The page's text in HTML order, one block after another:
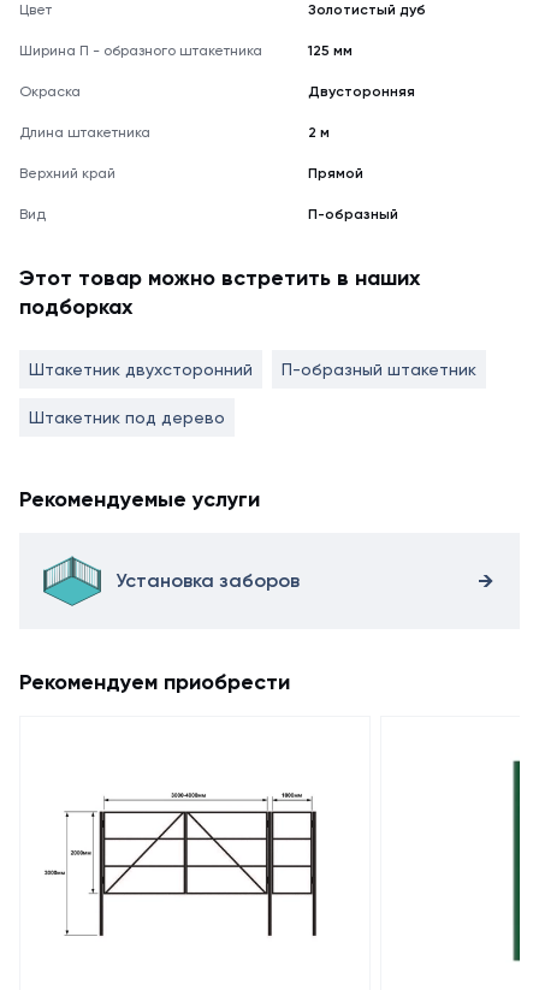
Цвет Золотистый дуб
Ширина П - образного штакетника 125 мм
Окраска Двусторонняя
Длина штакетника 2 м
Верхний край Прямой
Вид П-образный
Этот товар можно встретить в наших
подборках
Штакетник двухсторонний П-образный штакетник
Штакетник под дерево
Рекомендуемые услуги
Установка заборов
Рекомендуем приобрести